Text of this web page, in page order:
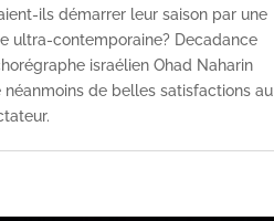
ils démarrer leur saison par une
ultra-contemporaine? Decadance
israélien Ohad Naharin
néanmoins de belles satisfactions au